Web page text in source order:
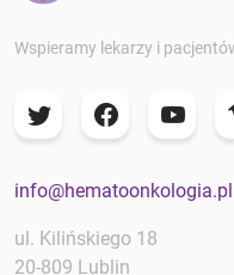
Wspieramy lekarzy i
info@hematoonkologia.pl
ul. Kilińskiego 18
20-809 Lublin